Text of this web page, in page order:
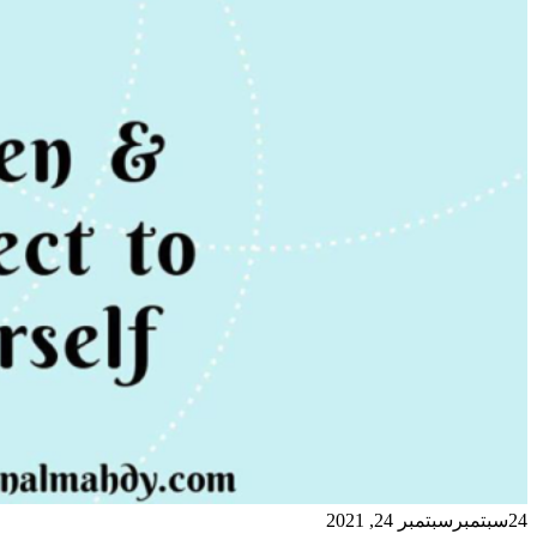
24سبتمبر سبتمبر 24, 2021